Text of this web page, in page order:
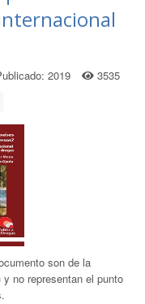
2019
3535
son de la
no representan el punto